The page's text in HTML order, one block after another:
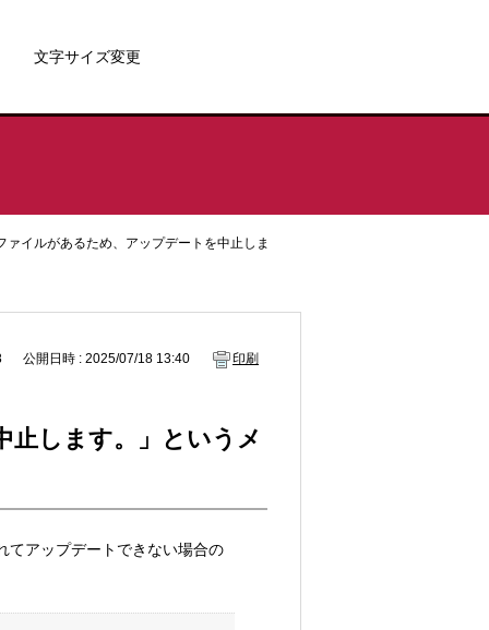
文字サイズ変更
ァイルがあるため、アップデートを中止しま
公開日時 : 2025/07/18 13:40 印刷
止します。」というメ
てアップデートできない場合の